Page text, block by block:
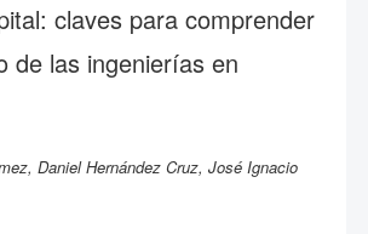
claves para comprender
de las ingenierías en
Daniel Hernández Cruz, José Ignacio